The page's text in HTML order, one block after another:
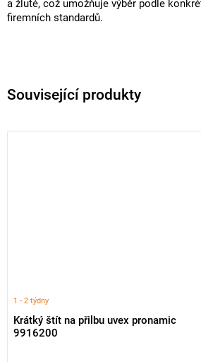
Související produkty
Krátký štít na přilbu uvex pronamic
9916200
1 - 2 týdny
a žluté, což umožňuje výběr podle
firemních standardů.